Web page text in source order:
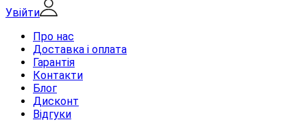
Увійти
Про нас
Доставка і оплата
Гарантія
Контакти
Блог
Дисконт
Відгуки